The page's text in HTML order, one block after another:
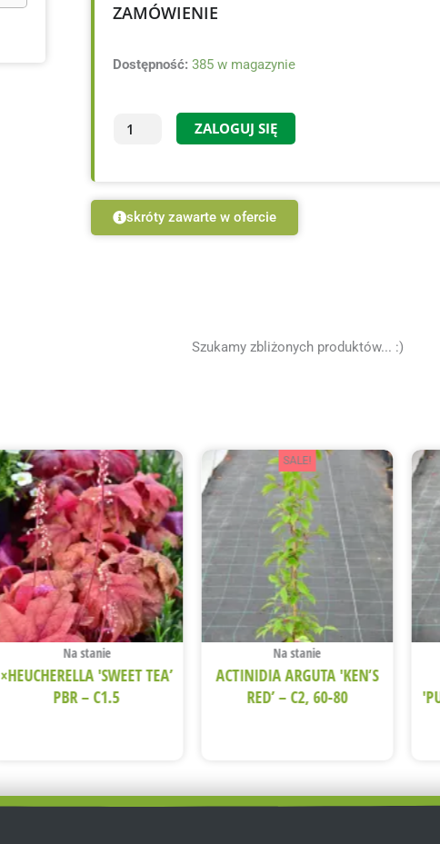
ZAMÓWIENIE
Dostępność: 385 w magazynie
ilość
'Kelseyi'
30
ZALOGUJ SIĘ
skróty zawarte w ofercie
Szukamy zbliżonych produktów... :)
Na stanie
×HEUCHERELLA 'SWEET TEA’
PBR – C1.5
SALE!
Na stanie
ACTINIDIA ARGUTA 'KEN’S
RED’ – C2, 60-80